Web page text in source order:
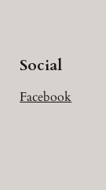
Social
Facebook